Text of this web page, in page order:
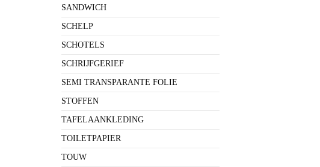
SANDWICH
SCHELP
SCHOTELS
SCHRIJFGERIEF
SEMI TRANSPARANTE FOLIE
STOFFEN
TAFELAANKLEDING
TOILETPAPIER
TOUW